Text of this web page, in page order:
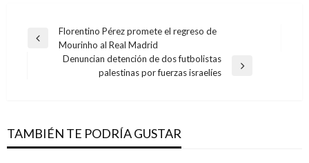
Navegación
Entrada
Florentino Pérez promete el regreso de
Mourinho al Real Madrid
Denuncian detención de dos futbolistas
palestinas por fuerzas israelíes
TAMBIÉN TE PODRÍA GUSTAR